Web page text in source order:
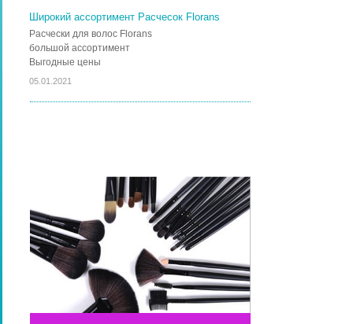
Широкий ассортимент Расчесок Florans
Расчески для волос Florans
большой ассортимент
Выгодные цены
05.01.2021